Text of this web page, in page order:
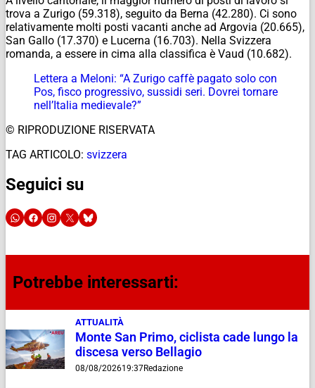
trova a Zurigo (59.318), seguito da Berna (42.280). Ci sono
relativamente molti posti vacanti anche ad Argovia (20.665),
San Gallo (17.370) e Lucerna (16.703). Nella Svizzera
romanda, a essere in cima alla classifica è Vaud (10.682).
Lettera a Meloni: “A Zurigo caffè pagato solo con
Pos, fisco progressivo, sussidi seri. Dovrei tornare
nell’Italia medievale?”
© RIPRODUZIONE RISERVATA
TAG ARTICOLO: svizzera
Seguici su
Potrebbe interessarti:
ATTUALITÀ
Monte San Primo, ciclista cade lungo la
discesa verso Bellagio
08/08/202619:37Redazione